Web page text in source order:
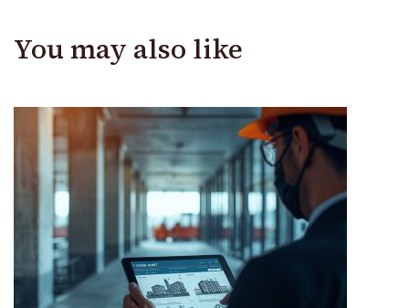
You may also like